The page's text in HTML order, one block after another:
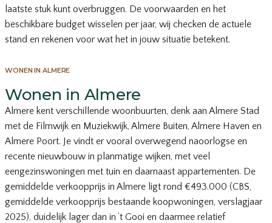
laatste stuk kunt overbruggen. De voorwaarden en het
beschikbare budget wisselen per jaar, wij checken de actuele
stand en rekenen voor wat het in jouw situatie betekent.
WONEN IN ALMERE
Wonen in Almere
Almere kent verschillende woonbuurten, denk aan Almere Stad
met de Filmwijk en Muziekwijk, Almere Buiten, Almere Haven en
Almere Poort. Je vindt er vooral overwegend naoorlogse en
recente nieuwbouw in planmatige wijken, met veel
eengezinswoningen met tuin en daarnaast appartementen. De
gemiddelde verkoopprijs in Almere ligt rond €493.000 (CBS,
gemiddelde verkoopprijs bestaande koopwoningen, verslagjaar
2025), duidelijk lager dan in ’t Gooi en daarmee relatief